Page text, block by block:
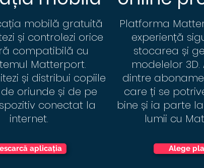
mobilă gratuită
și controlezi orice
compatibilă cu
Matterport.
și distribui copiile
oriunde și de pe
conectat la
internet.
aplicația
Platforma
experiență
stocarea și
modelelor 3D.
dintre
care ți se
bine și ia parte
lumii cu
Alege